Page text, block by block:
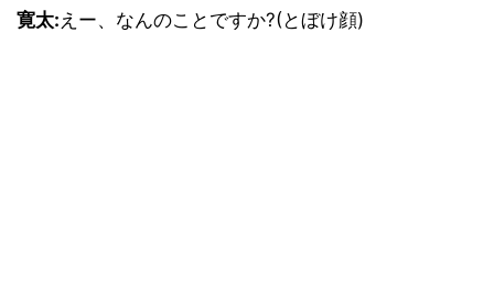
寛太: えー、なんのことですか?(とぼけ顔)